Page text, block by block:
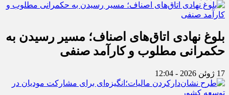
بلوغ نهادی اتاق‌های اصناف؛ مسیر رسیدن به
حکمرانی مطلوب و کارآمد صنفی
17 ژوئن 2026 - 12:04